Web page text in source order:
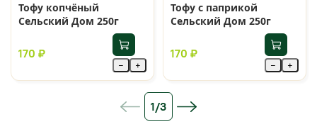
Тофу копчёный
Сельский Дом 250г
170 ₽
− +
Тофу с паприкой
Сельский Дом 250г
170 ₽
− +
1/3